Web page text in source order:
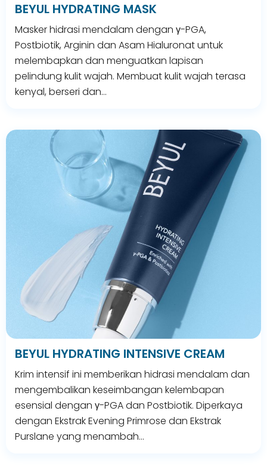
BEYUL HYDRATING MASK
Masker hidrasi mendalam dengan γ-PGA,
Postbiotik, Arginin dan Asam Hialuronat untuk
melembapkan dan menguatkan lapisan
pelindung kulit wajah. Membuat kulit wajah terasa
kenyal, berseri dan…
BEYUL HYDRATING INTENSIVE CREAM
Krim intensif ini memberikan hidrasi mendalam dan
mengembalikan keseimbangan kelembapan
esensial dengan γ-PGA dan Postbiotik. Diperkaya
dengan Ekstrak Evening Primrose dan Ekstrak
Purslane yang menambah…